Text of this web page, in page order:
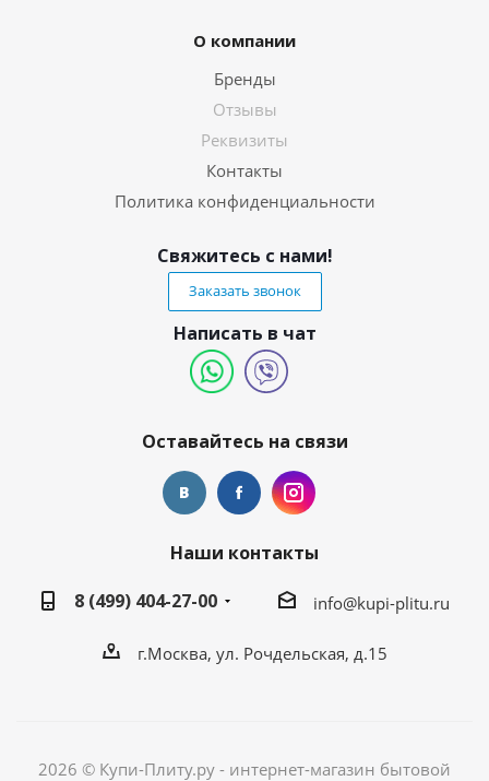
О компании
Бренды
Отзывы
Реквизиты
Контакты
Политика конфиденциальности
Свяжитесь с нами!
Заказать звонок
Написать в чат
Оставайтесь на связи
Наши контакты
8 (499) 404-27-00
info@kupi-plitu.ru
г.Москва, ул. Рочдельская, д.15
2026 © Купи-Плиту.ру - интернет-магазин бытовой